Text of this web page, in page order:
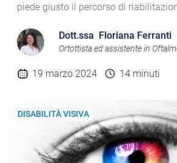
piede giusto il percorso di
Dott.ssa Floriana Ferranti
Ortottista ed assistente in
19 marzo 2024 14 minuti
DISABILITÀ VISIVA